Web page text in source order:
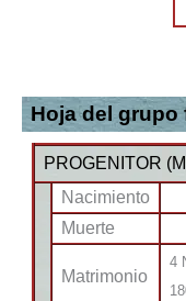
Hoja del grupo
PROGENITOR (M
Nacimiento
Muerte
Matrimonio
4